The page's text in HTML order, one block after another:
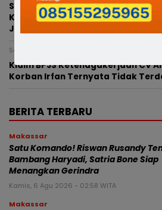
Satlantas Polres Bone Genjot
Kecelakaan, Koordinasi Pasang
Jalan
Senin, 3 Agustus 2026 - 17:11 WITA
Klaim BPJS Ketenagakerjaan CV
Korban Irfan Ternyata Tidak
BERITA TERBARU
Makassar
Satu Komando! Riswan Rusandy
Bambang Haryadi, Satria Bone Siap
Menangkan Gerindra
Kamis, 6 Agu 2026 - 02:58 WITA
Makassar